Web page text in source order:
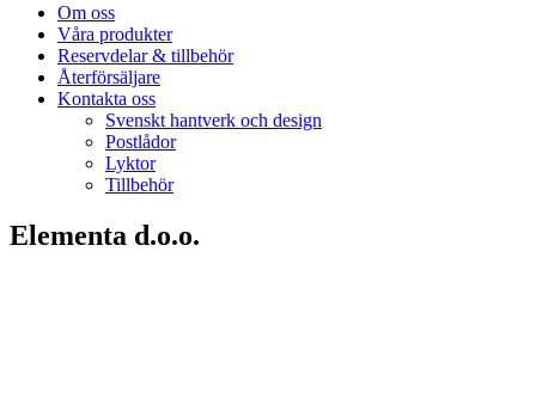
Om oss
Våra produkter
Reservdelar & tillbehör
Återförsäljare
Kontakta oss
Svenskt hantverk och design
Postlådor
Lyktor
Tillbehör
Elementa d.o.o.